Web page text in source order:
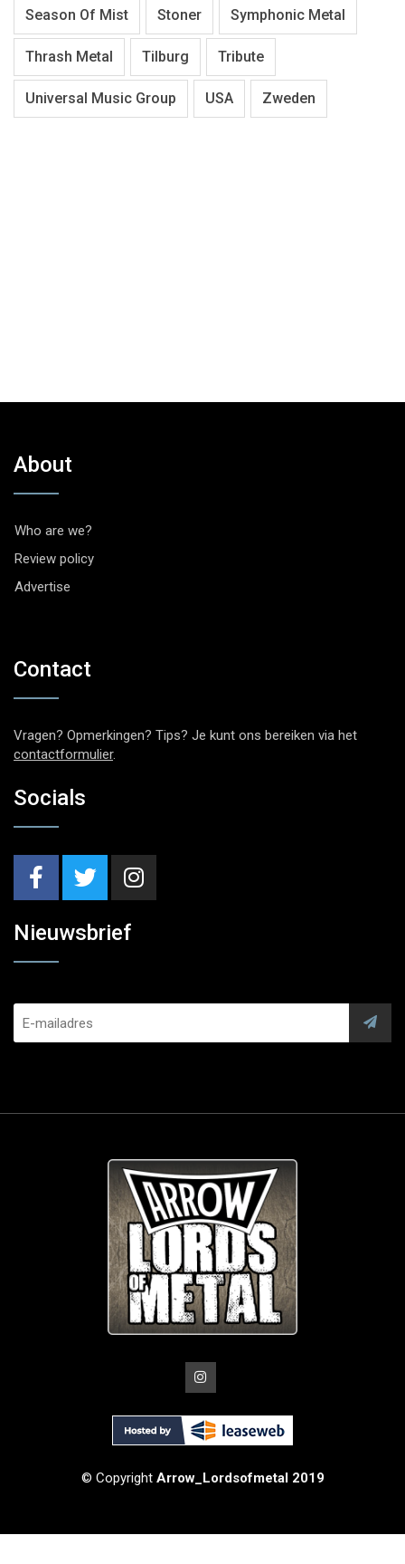
Season Of Mist Stoner Symphonic Metal
Thrash Metal Tilburg Tribute
Universal Music Group USA Zweden
About
Who are we?
Review policy
Advertise
Contact
Vragen? Opmerkingen? Tips? Je kunt ons bereiken via het
contactformulier.
Socials
Nieuwsbrief
© Copyright Arrow_Lordsofmetal 2019